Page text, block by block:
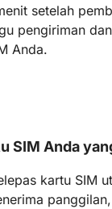
setelah
pengiriman
Anda.
SIM Anda
kartu SIM